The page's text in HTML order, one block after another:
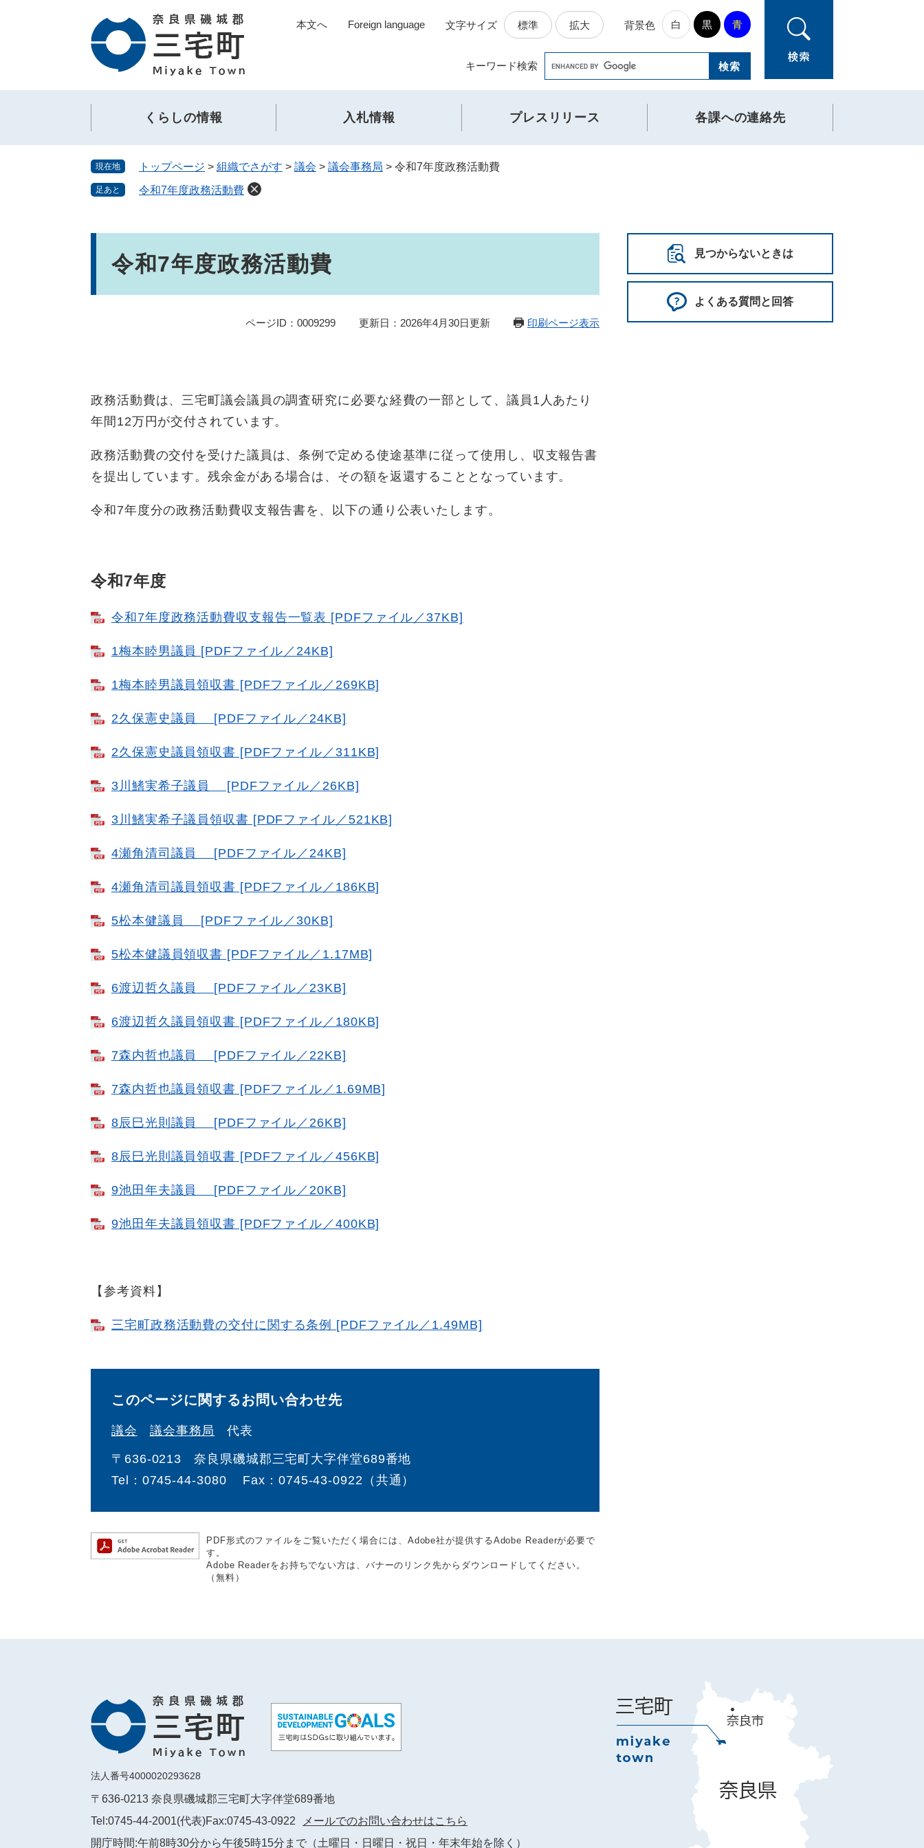
頭
飛
本文へ Foreign language 文字サイズ 標準 拡大 背景色 白 黒 青
くらしの情報 入札情報 プレスリリース 各課への連絡先
キーワード検索
Google
カ
ス
タ
ム
検
現在地 トップページ > 組織でさがす > 議会 > 議会事務局 > 令和7年度政務活動費
足あと 令和7年度政務活動費
令和7年度政務活動費
ページID：0009299 更新日：2026年4月30日更新 印刷ページ表示
政務活動費は、三宅町議会議員の調査研究に必要な経費の一部として、議員1人あたり
年間12万円が交付されています。
政務活動費の交付を受けた議員は、条例で定める使途基準に従って使用し、収支報告書
を提出しています。残余金がある場合は、その額を返還することとなっています。
令和7年度分の政務活動費収支報告書を、以下の通り公表いたします。
令和7年度
令和7年度政務活動費収支報告一覧表 [PDFファイル／37KB]
1梅本睦男議員 [PDFファイル／24KB]
1梅本睦男議員領収書 [PDFファイル／269KB]
2久保憲史議員 [PDFファイル／24KB]
2久保憲史議員領収書 [PDFファイル／311KB]
3川鰭実希子議員 [PDFファイル／26KB]
3川鰭実希子議員領収書 [PDFファイル／521KB]
4瀬角清司議員 [PDFファイル／24KB]
4瀬角清司議員領収書 [PDFファイル／186KB]
5松本健議員 [PDFファイル／30KB]
5松本健議員領収書 [PDFファイル／1.17MB]
6渡辺哲久議員 [PDFファイル／23KB]
6渡辺哲久議員領収書 [PDFファイル／180KB]
7森内哲也議員 [PDFファイル／22KB]
7森内哲也議員領収書 [PDFファイル／1.69MB]
8辰巳光則議員 [PDFファイル／26KB]
8辰巳光則議員領収書 [PDFファイル／456KB]
9池田年夫議員 [PDFファイル／20KB]
9池田年夫議員領収書 [PDFファイル／400KB]
【参考資料】
三宅町政務活動費の交付に関する条例 [PDFファイル／1.49MB]
このページに関するお問い合わせ先
議会 議会事務局 代表
〒636-0213
奈良県磯城郡三宅町大字伴堂689番地
Tel：0745-44-3080
Fax：0745-43-0922（共通）
PDF形式のファイルをご覧いただく場合には、Adobe社が提供するAdobe Readerが必要で
す。
Adobe Readerをお持ちでない方は、バナーのリンク先からダウンロードしてください。
（無料）
見つからないときは
よくある質問と回答
法人番号4000020293628
〒636-0213 奈良県磯城郡三宅町大字伴堂689番地
Tel:0745-44-2001(代表)Fax:0745-43-0922
メールでのお問い合わせはこちら
開庁時間:午前8時30分から午後5時15分まで （土曜日・日曜日・祝日・年末年始を除く）